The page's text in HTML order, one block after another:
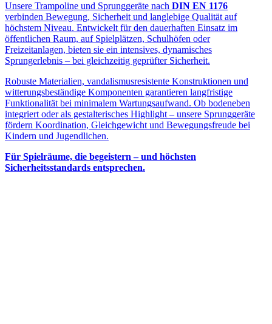
Unsere Trampoline und Sprunggeräte nach DIN EN 1176
verbinden Bewegung, Sicherheit und langlebige Qualität auf
höchstem Niveau. Entwickelt für den dauerhaften Einsatz im
öffentlichen Raum, auf Spielplätzen, Schulhöfen oder
Freizeitanlagen, bieten sie ein intensives, dynamisches
Sprungerlebnis – bei gleichzeitig geprüfter Sicherheit.
Robuste Materialien, vandalismusresistente Konstruktionen und
witterungsbeständige Komponenten garantieren langfristige
Funktionalität bei minimalem Wartungsaufwand. Ob bodeneben
integriert oder als gestalterisches Highlight – unsere Sprunggeräte
fördern Koordination, Gleichgewicht und Bewegungsfreude bei
Kindern und Jugendlichen.
Für Spielräume, die begeistern – und höchsten
Sicherheitsstandards entsprechen.